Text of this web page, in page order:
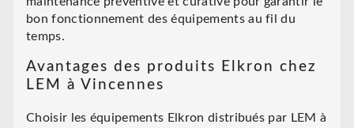
bon fonctionnement des équipements au fil du
temps.
Avantages des produits Elkron chez
LEM à Vincennes
Choisir les équipements Elkron distribués par LEM à